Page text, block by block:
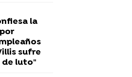
la
sufre
de luto"